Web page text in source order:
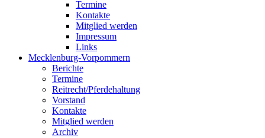
Termine
Kontakte
Mitglied werden
Impressum
Links
Mecklenburg-Vorpommern
Berichte
Termine
Reitrecht/Pferdehaltung
Vorstand
Kontakte
Mitglied werden
Archiv